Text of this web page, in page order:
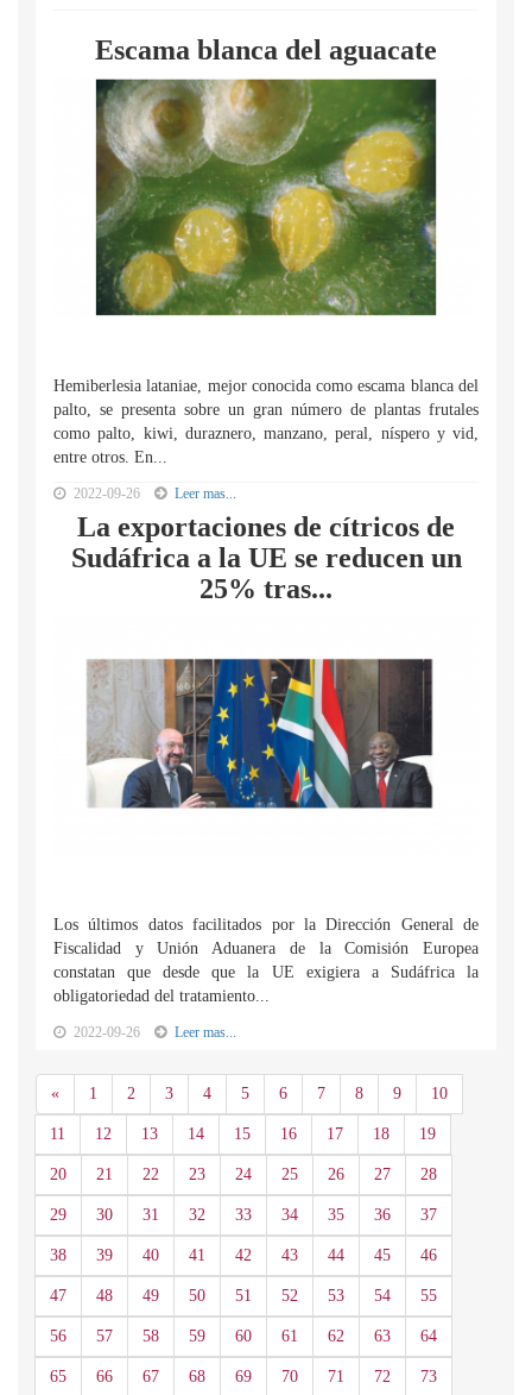
Escama blanca del aguacate
Hemiberlesia lataniae, mejor conocida como escama blanca del
palto, se presenta sobre un gran número de plantas frutales
como palto, kiwi, duraznero, manzano, peral, níspero y vid,
entre otros. En...
2022-09-26 Leer mas...
La exportaciones de cítricos de
Sudáfrica a la UE se reducen un
25% tras...
Los últimos datos facilitados por la Dirección General de
Fiscalidad y Unión Aduanera de la Comisión Europea
constatan que desde que la UE exigiera a Sudáfrica la
obligatoriedad del tratamiento...
2022-09-26 Leer mas...
«Anterior
1 2 3 4 5 6 7 8 9 10
11 12 13 14 15 16 17 18 19
20 21 22 23 24 25 26 27 28
29 30 31 32 33 34 35 36 37
38 39 40 41 42 43 44 45 46
47 48 49 50 51 52 53 54 55
56 57 58 59 60 61 62 63 64
65 66 67 68 69 70 71 72 73